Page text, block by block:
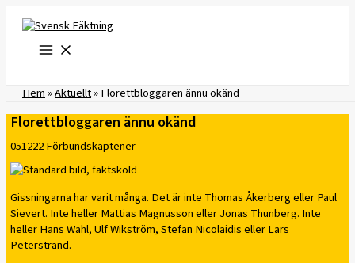
innehåll
Hem»Aktuellt»Florettbloggaren ännu okänd
Florettbloggaren ännu okänd
051222Förbundskaptener
Gissningarna har varit många. Det är inte Thomas Åkerberg eller Paul
Sievert. Inte heller Mattias Magnusson eller Jonas Thunberg. Inte
heller Hans Wahl, Ulf Wikström, Stefan Nicolaidis eller Lars
Peterstrand.